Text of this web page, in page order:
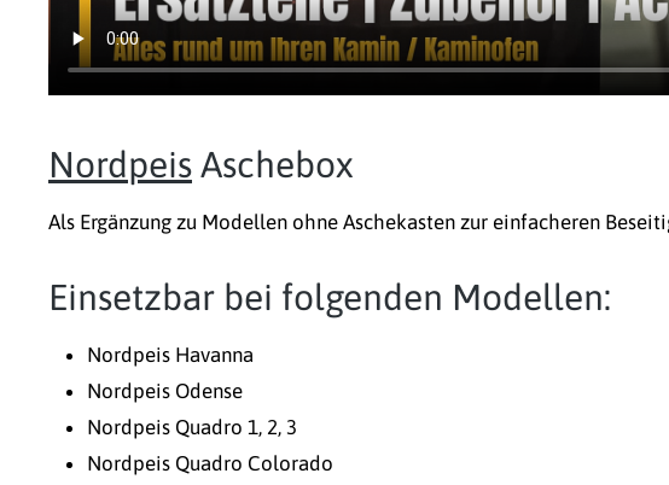
Nordpeis Aschebox
Als Ergänzung zu Modellen ohne Aschekasten zur einfacheren
Einsetzbar bei folgenden Modellen:
Nordpeis Havanna
Nordpeis Odense
Nordpeis Quadro 1, 2, 3
Nordpeis Quadro Colorado